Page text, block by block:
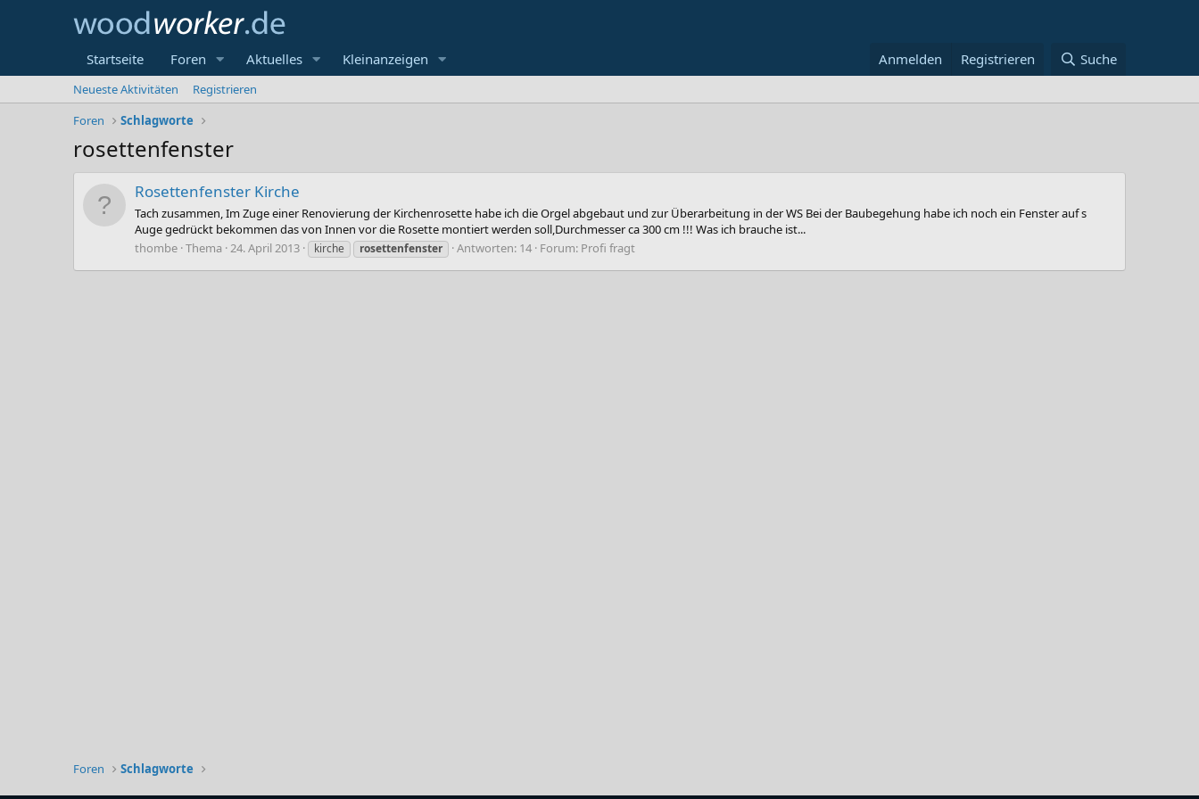
Startseite Foren Aktuelles Kleinanzeigen Anmelden Registrieren Suche
Neueste Aktivitäten
Registrieren
Foren
Schlagworte
rosettenfenster
Rosettenfenster Kirche
Tach zusammen, Im Zuge einer Renovierung der Kirchenrosette habe ich die Orgel abgebaut und zur Überarbeitung in der WS Bei der Baubegehung habe ich noch ein Fenster auf s
Auge gedrückt bekommen das von Innen vor die Rosette montiert werden soll,Durchmesser ca 300 cm !!! Was ich brauche ist...
thombe Thema 24. April 2013 kirche rosettenfenster Antworten: 14 Forum: Profi fragt
Foren Schlagworte